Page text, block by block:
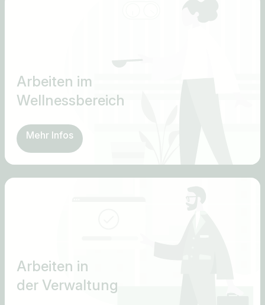
Arbeiten im
Wellnessbereich
Mehr Infos
Arbeiten in
der Verwaltung